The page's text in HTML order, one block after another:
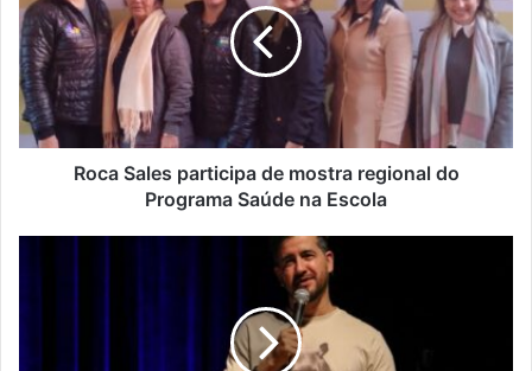
de
mostra
regional
do
Programa
Saúde
Roca Sales participa de mostra regional do
Programa Saúde na Escola